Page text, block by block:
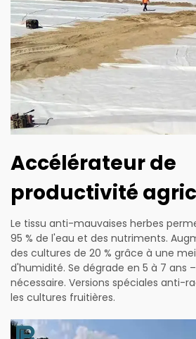
Accélérateur de
productivité
Le tissu anti-mauvaises herbes
95 % de l'eau et des nutriments.
des cultures de 20 % grâce à une
d'humidité. Se dégrade en 5 à 7 ans
nécessaire. Versions spéciales anti-
les cultures fruitières.